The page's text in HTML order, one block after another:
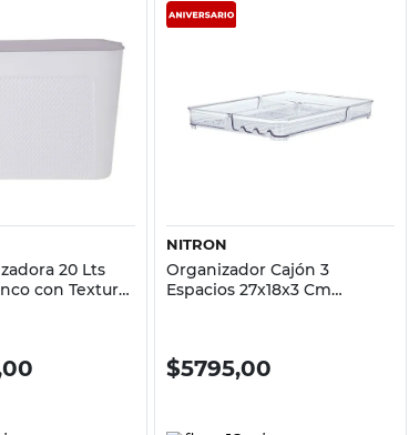
20 Lts
con Textura
NITRON
Organizador Cajón 3
Espacios 27x18x3 Cm
$5795,00